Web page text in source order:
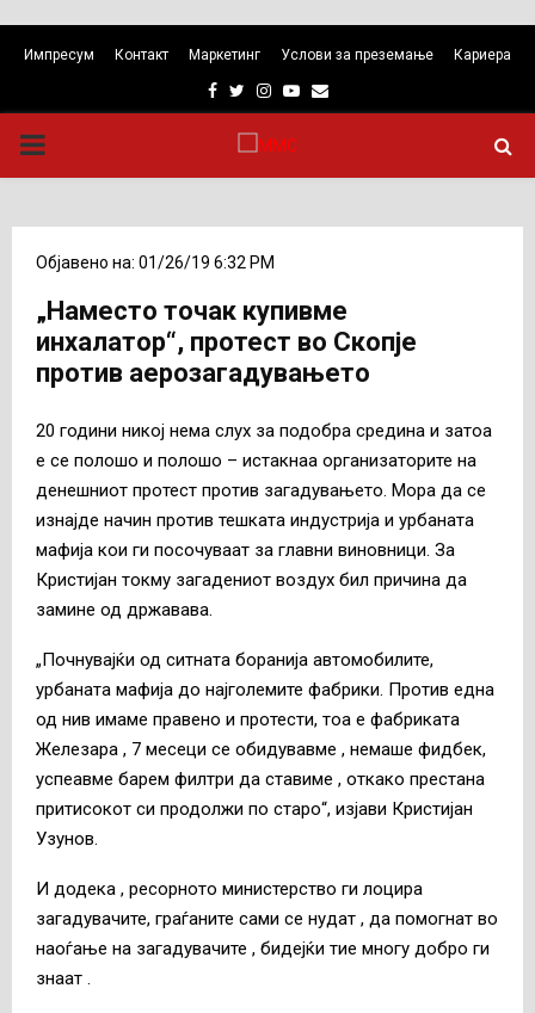
Импресум Контакт Маркетинг Услови за преземање Кариера
Facebook
TwitterInstagram
Youtube
Email
PRIMARY
Објавено на: 01/26/19 6:32 PM
„Наместо точак купивме
инхалатор“, протест во Скопје
против аерозагадувањето
20 години никој нема слух за подобра средина и затоа
е се полошо и полошо – истакнаа организаторите на
денешниот протест против загадувањето. Мора да се
изнајде начин против тешката индустрија и урбаната
мафија кои ги посочуваат за главни виновници. За
Кристијан токму загадениот воздух бил причина да
замине од државава.
„Почнувајќи од ситната боранија автомобилите,
урбаната мафија до најголемите фабрики. Против една
од нив имаме правено и протести, тоа е фабриката
Железара , 7 месеци се обидувавме , немаше фидбек,
успеавме барем филтри да ставиме , откако престана
притисокот си продолжи по старо“, изјави Кристијан
Узунов.
И додека , ресорното министерство ги лоцира
загадувачите, граѓаните сами се нудат , да помогнат во
наоѓање на загадувачите , бидејќи тие многу добро ги
знаат .